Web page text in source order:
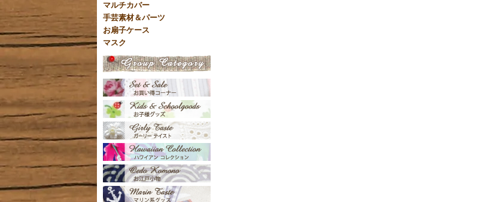
マルチカバー
手芸素材＆パーツ
お扇子ケース
マスク